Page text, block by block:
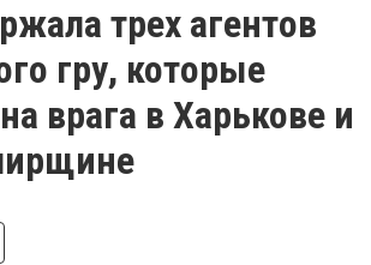
трех агентов
гру, которые
врага в Харькове и